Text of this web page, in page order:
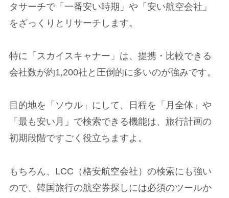
タサーチで「一番安い時期」や「安い航空会社」
をざっくりとリサーチします。
特に「スカイスキャナー」は、提携・比較できる
会社数が約1,200社と圧倒的に多いのが強みです。
目的地を「ソウル」にして、日程を「月全体」や
「最も安い月」で検索できる機能は、旅行計画の
初期段階ですごく役立ちますよ。
もちろん、LCC（格安航空会社）の検索にも強い
ので、韓国旅行の航空券探しには必須のツールか